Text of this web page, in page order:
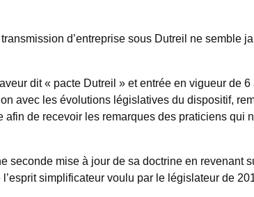
d’entreprise sous Dutreil ne
dit « pacte Dutreil » et entrée en vigueur de
avec les évolutions législatives du dispositif,
de recevoir les remarques des praticiens qui
seconde mise à jour de sa doctrine en
simplificateur voulu par le législateur de